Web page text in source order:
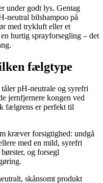
under godt lys. Gentag
neutral bilshampoo på
med trykluft eller et
hurtig sprayforsegling – det
fælgtype
pH-neutrale og syrefri
jernfjernere kongen ved
fælgrens er perfekt til
kræver forsigtighed: undgå
med en mild, syrefri
og forsegl
skånsomt produkt